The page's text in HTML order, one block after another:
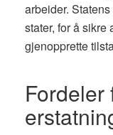
arbeider.
stater, for å sikre
gjenopprette
Fordeler